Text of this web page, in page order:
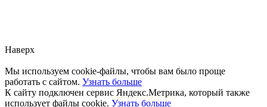
Наверх
Мы используем cookie-файлы, чтобы вам было проще
работать с сайтом. Узнать больше
К сайту подключен сервис Яндекс.Метрика, который также
использует файлы cookie. Узнать больше